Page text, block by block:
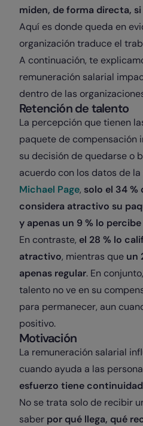
miden, de forma directa,
Aquí es donde queda en
organización traduce el
A continuación, te
remuneración salarial
dentro de las
Retención de talento
La percepción que tienen
paquete de compensación
su decisión de quedarse o
acuerdo con los datos de la
Michael Page, solo el 34 %
considera atractivo su
y apenas un 9 % lo
En contraste, el 28 % lo
atractivo, mientras que un
apenas regular. En
talento no ve en su
para permanecer, aun
positivo.
Motivación
La remuneración salarial
cuando ayuda a las
esfuerzo tiene
No se trata solo de recibir
saber por qué llega, qué